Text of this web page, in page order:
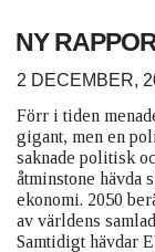
NY
2 DECEMBER,
Förr i tiden
gigant, men en
saknade politisk
åtminstone hävda
ekonomi. 2050
av världens
Samtidigt hävdar